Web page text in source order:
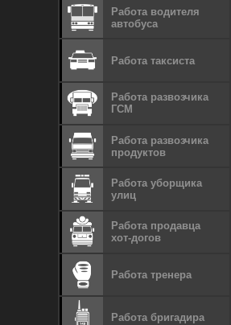
Работа водителя
автобуса
Работа таксиста
Работа развозчика
ГСМ
Работа развозчика
продуктов
Работа уборщика
улиц
Работа продавца
хот-догов
Работа тренера
Работа бригадира